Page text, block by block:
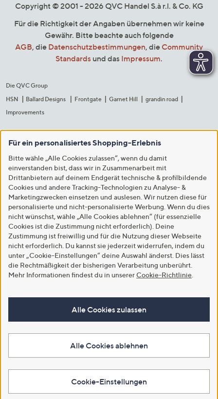
Copyright © 2001 - 2026 QVC Handel S.à r.l. & Co. KG
Für die Richtigkeit der Angaben übernehmen wir keine
Gewähr. Bitte beachte auch folgende
AGB, die Datenschutzbestimmungen, die Community
Standards und das Impressum.
Die QVC Group
HSN
Ballard Designs Frontgate Garnet Hill
grandin road
Improvements
Für ein personalisiertes Shopping-Erlebnis
Bitte wähle „Alle Cookies zulassen“, wenn du damit
einverstanden bist, dass wir in Zusammenarbeit mit
Drittanbietern auf deinem Endgerät technische & profilbildende
Cookies und andere Tracking-Technologien zu Analyse- &
Marketingzwecken einsetzen und auslesen. Wir nutzen diese für
personalisierte und nicht-personalisierte Werbung. Wenn du dies
nicht wünschst, wähle „Alle Cookies ablehnen“ (für essenzielle
Cookies ist die Zustimmung nicht erforderlich). Deine
Zustimmung ist freiwillig und für die Nutzung dieser Webseite
nicht erforderlich. Du kannst sie jederzeit widerrufen, indem du
unter „Cookie-Einstellungen“ deine Auswahl änderst. Dies lässt
die Rechtmäßigkeit der bisherigen Verarbeitung unberührt.
Mehr Informationen findest du in unserer Cookie-Richtlinie
Alle Cookies zulassen
Alle Cookies ablehnen
Cookie-Einstellungen